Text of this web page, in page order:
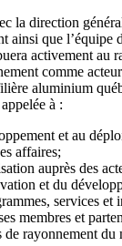
la direction
ainsi que l’équipe
activement au
comme
aluminium
à :
et au
affaires;
auprès des
et du
services et
membres et
de rayonnement